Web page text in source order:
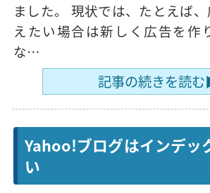
ました。 現状では、たとえば
えたい場合は新しく広告を作
な…
記事の続きを読
Yahoo!ブログはインデッ
い